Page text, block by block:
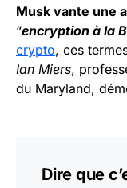
Musk vante une
“encryption à la
crypto, ces
Ian Miers,
du Maryland,
Dire que